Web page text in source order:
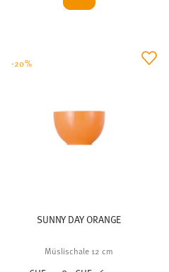
SUNNY DAY ORANGE
Müslischale 12 cm
Price reduced from
-20%